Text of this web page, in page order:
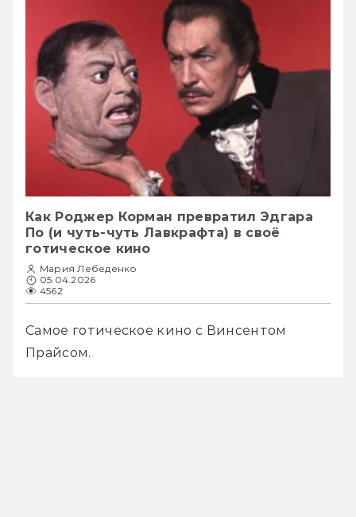
Как Роджер Корман превратил Эдгара
По (и чуть-чуть Лавкрафта) в своё
готическое кино
Мария Лебеденко
05.04.2026
4562
Самое готическое кино с Винсентом
Прайсом.